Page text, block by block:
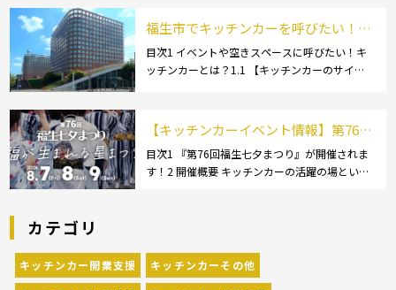
特徴2.1 【綿】2.2 【マイクロ […]
福生市でキッチンカーを呼びたい！派
遣してもらうにはどうすれば良いの？
依頼の流れや人気メニューを解説
目次1 イベントや空きスペースに呼びたい！キ
ッチンカーとは？1.1 【キッチンカーのサイ
チンカー:1t～ […]
【キッチンカーイベント情報】第76回
福生七夕まつりが開催されます！
目次1 『第76回福生七夕まつり』が開催されま
す！2 開催概要 キッチンカーの活躍の場といえ
カテゴリ
キッチンカー開業支援
キッチンカーその他